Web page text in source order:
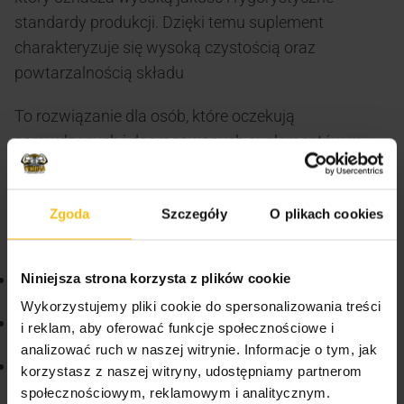
Zgoda Szczegóły O plikach cookies
Niniejsza strona korzysta z plików cookie
Wykorzystujemy pliki cookie do spersonalizowania treści
i reklam, aby oferować funkcje społecznościowe i
analizować ruch w naszej witrynie. Informacje o tym, jak
korzystasz z naszej witryny, udostępniamy partnerom
społecznościowym, reklamowym i analitycznym.
standardy produkcji. Dzięki temu suplement
charakteryzuje się wysoką czystością oraz
powtarzalnością składu
To rozwiązanie dla osób, które oczekują
sprawdzonych i dopracowanych suplementów w
codziennej suplementacji.
Dlaczego warto wybrać Hiro.Lab
Glutamine?
wsparcie regeneracji po treningu
pomoc w utrzymaniu wydolności organizmu
udział w produkcji glutationu – naturalnego
antyoksydantu